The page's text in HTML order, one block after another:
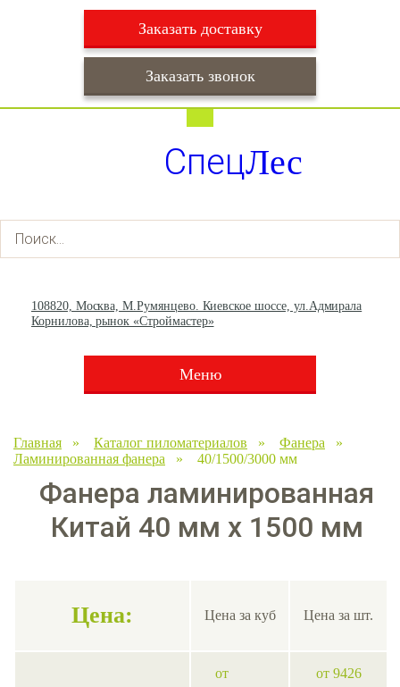
Заказать доставку
Заказать звонок
+7 (495) 003-36-93
СпецЛес
108820, Москва, М.Румянцево. Киевское шоссе, ул.Адмирала
Корнилова, рынок «Строймастер»
Меню
Главная » Каталог пиломатериалов » Фанера »
Ламинированная фанера » 40/1500/3000 мм
Фанера ламинированная
Китай 40 мм х 1500 мм
Цена: Цена за куб Цена за шт.
от от 9426